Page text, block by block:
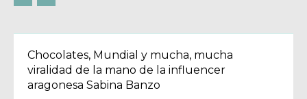
Chocolates, Mundial y mucha, mucha
viralidad de la mano de la influencer
aragonesa Sabina Banzo